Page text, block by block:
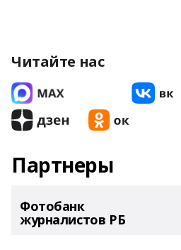
Читайте нас
Партнеры
Фотобанк
журналистов РБ